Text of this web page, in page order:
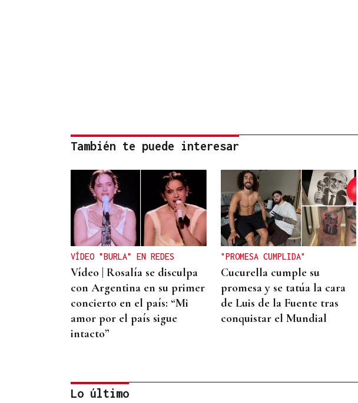
También te puede interesar
VÍDEO "BURLA" EN REDES
Vídeo | Rosalía se disculpa
con Argentina en su primer
concierto en el país: “Mi
amor por el país sigue
intacto”
"PROMESA CUMPLIDA"
Cucurella cumple su
promesa y se tatúa la cara
de Luis de la Fuente tras
conquistar el Mundial
Lo último